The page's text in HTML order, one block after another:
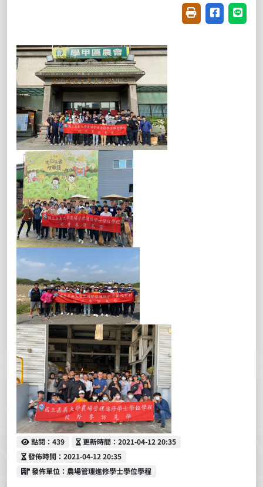
友善列印(開新視
分享至臉書
分享
點閱
點閱：439 更新時間
更新時間：2021-04-12 20:35
發佈時間
發佈時間：2021-04-12 20:35
發佈單位
發佈單位：農場管理進修學士學位學程